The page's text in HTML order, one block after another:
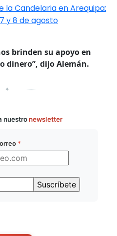
la Candelaria en Arequipa:
y 8 de agosto
brinden su apoyo en
dinero”, dijo Alemán.
✦
nuestro newsletter
*